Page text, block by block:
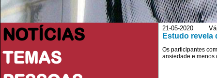
NOTÍCIAS
TEMAS
21-05-2020
Estudo revela
Os participantes
ansiedade e menos